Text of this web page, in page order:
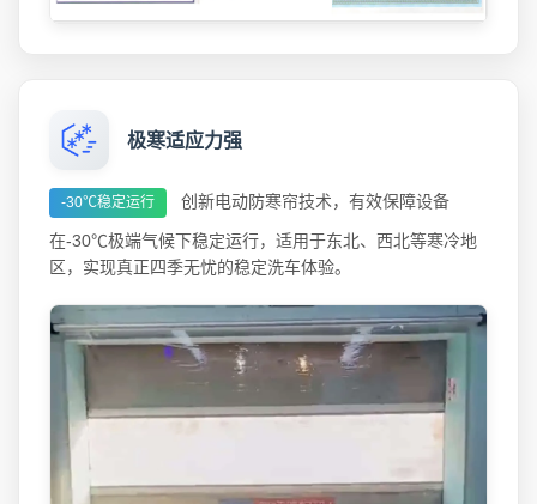
极寒适应力强
-30℃稳定运行 创新电动防寒帘技术，有效保障设备
在-30℃极端气候下稳定运行，适用于东北、西北等寒冷地
区，实现真正四季无忧的稳定洗车体验。